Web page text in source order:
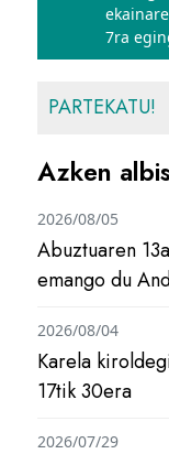
7ra
PARTEKATU!
Azken
Abuztuaren
emango du
2026/08/05
Karela
17tik 30era
2026/08/04
2026/07/29